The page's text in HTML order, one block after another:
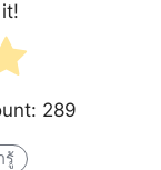
289
รู้